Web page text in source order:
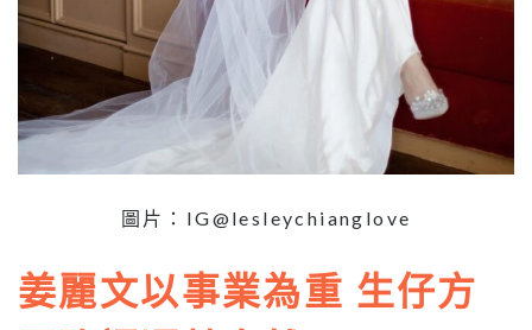
圖片：IG@lesleychianglove
姜麗文以事業為重 生仔方